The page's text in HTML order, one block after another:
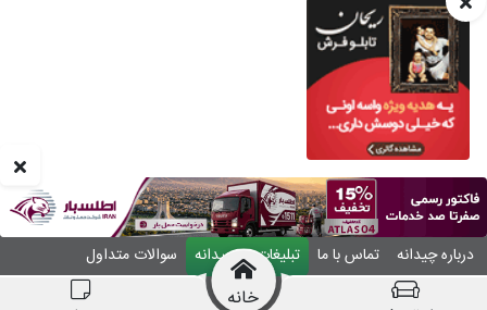
خانه
درباره چیدانه تماس با ما تبلیغات در چیدانه
سوالات متداول
ورود